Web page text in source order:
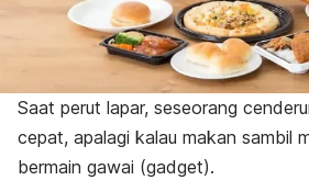
Saat perut lapar, seseorang
cepat, apalagi kalau makan sambil
bermain gawai (gadget).